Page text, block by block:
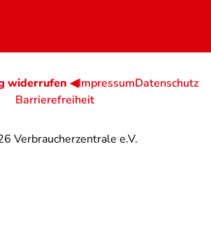
Verbraucherzentrale e.V.
widerrufen ◀ImpressumDatenschutz
Barrierefreiheit